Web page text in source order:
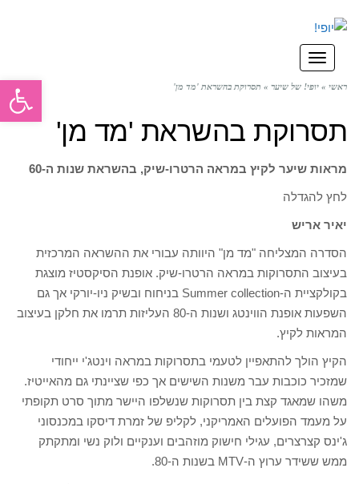
תפריט
ראשי » יופי! של שיער » תסרוקת בהשראת 'מד מן'
תסרוקת בהשראת 'מד מן'
מראות שיער לקיץ במראה הרטרו-שיק, בהשראת שנות ה-60
לחץ להגדלה
יאיר אריש
הסדרה המצליחה "מד מן" היוותה עבורי את ההשראה המרכזית
בעיצוב התסרוקות במראה הרטרו-שיק. אופנת הסיקסטיז מוצגת
בקולקציית ה-Summer collection בניחוח ובשיק ניו-יורקי אך גם
השפעות אופנת הווינטג ושנות ה-80 העליזות תרמו את חלקן בעיצוב
המראות לקיץ.
הקיץ הולך להתאפיין לטעמי בתסרוקות במראה וינטג'י ייחודי
שמזכיר כוכבות עבר משנות השישים אך כפי שציינתי גם מהאייטיז.
משהו שמאגד קצת בין תסרוקות שנשלפו היישר מתוך סרט תקופתי
על מעמד הפועלים האמריקני, לקליפ של זמרת דיסקו במכנסוני
ג'ינס קצרצרים, עגילי חישוק מוזהבים וענקיים ולוק נשי ומתקתק
ממש ששידר ערוץ ה-MTV בשנות ה-80.
פתח